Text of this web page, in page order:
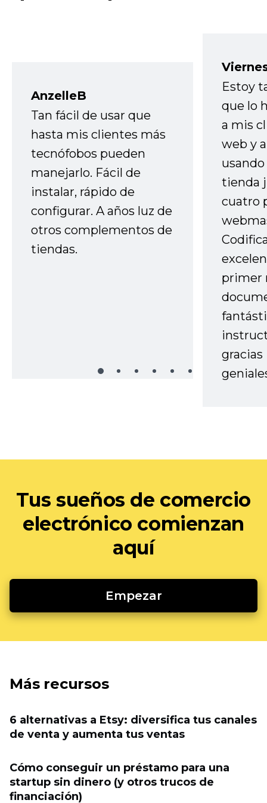
AnzelleB
Tan fácil de usar que
hasta mis clientes más
tecnófobos pueden
manejarlo. Fácil de
instalar, rápido de
configurar. A años luz de
otros complementos de
tiendas.
Estoy
que lo
a mis
web y
tienda
cuatro
primer
gracias
Tus sueños de comercio
electrónico comienzan
aquí
Empezar
Más recursos
6 alternativas a Etsy: diversifica tus canales
de venta y aumenta tus ventas
Cómo conseguir un préstamo para una
startup sin dinero (y otros trucos de
financiación)